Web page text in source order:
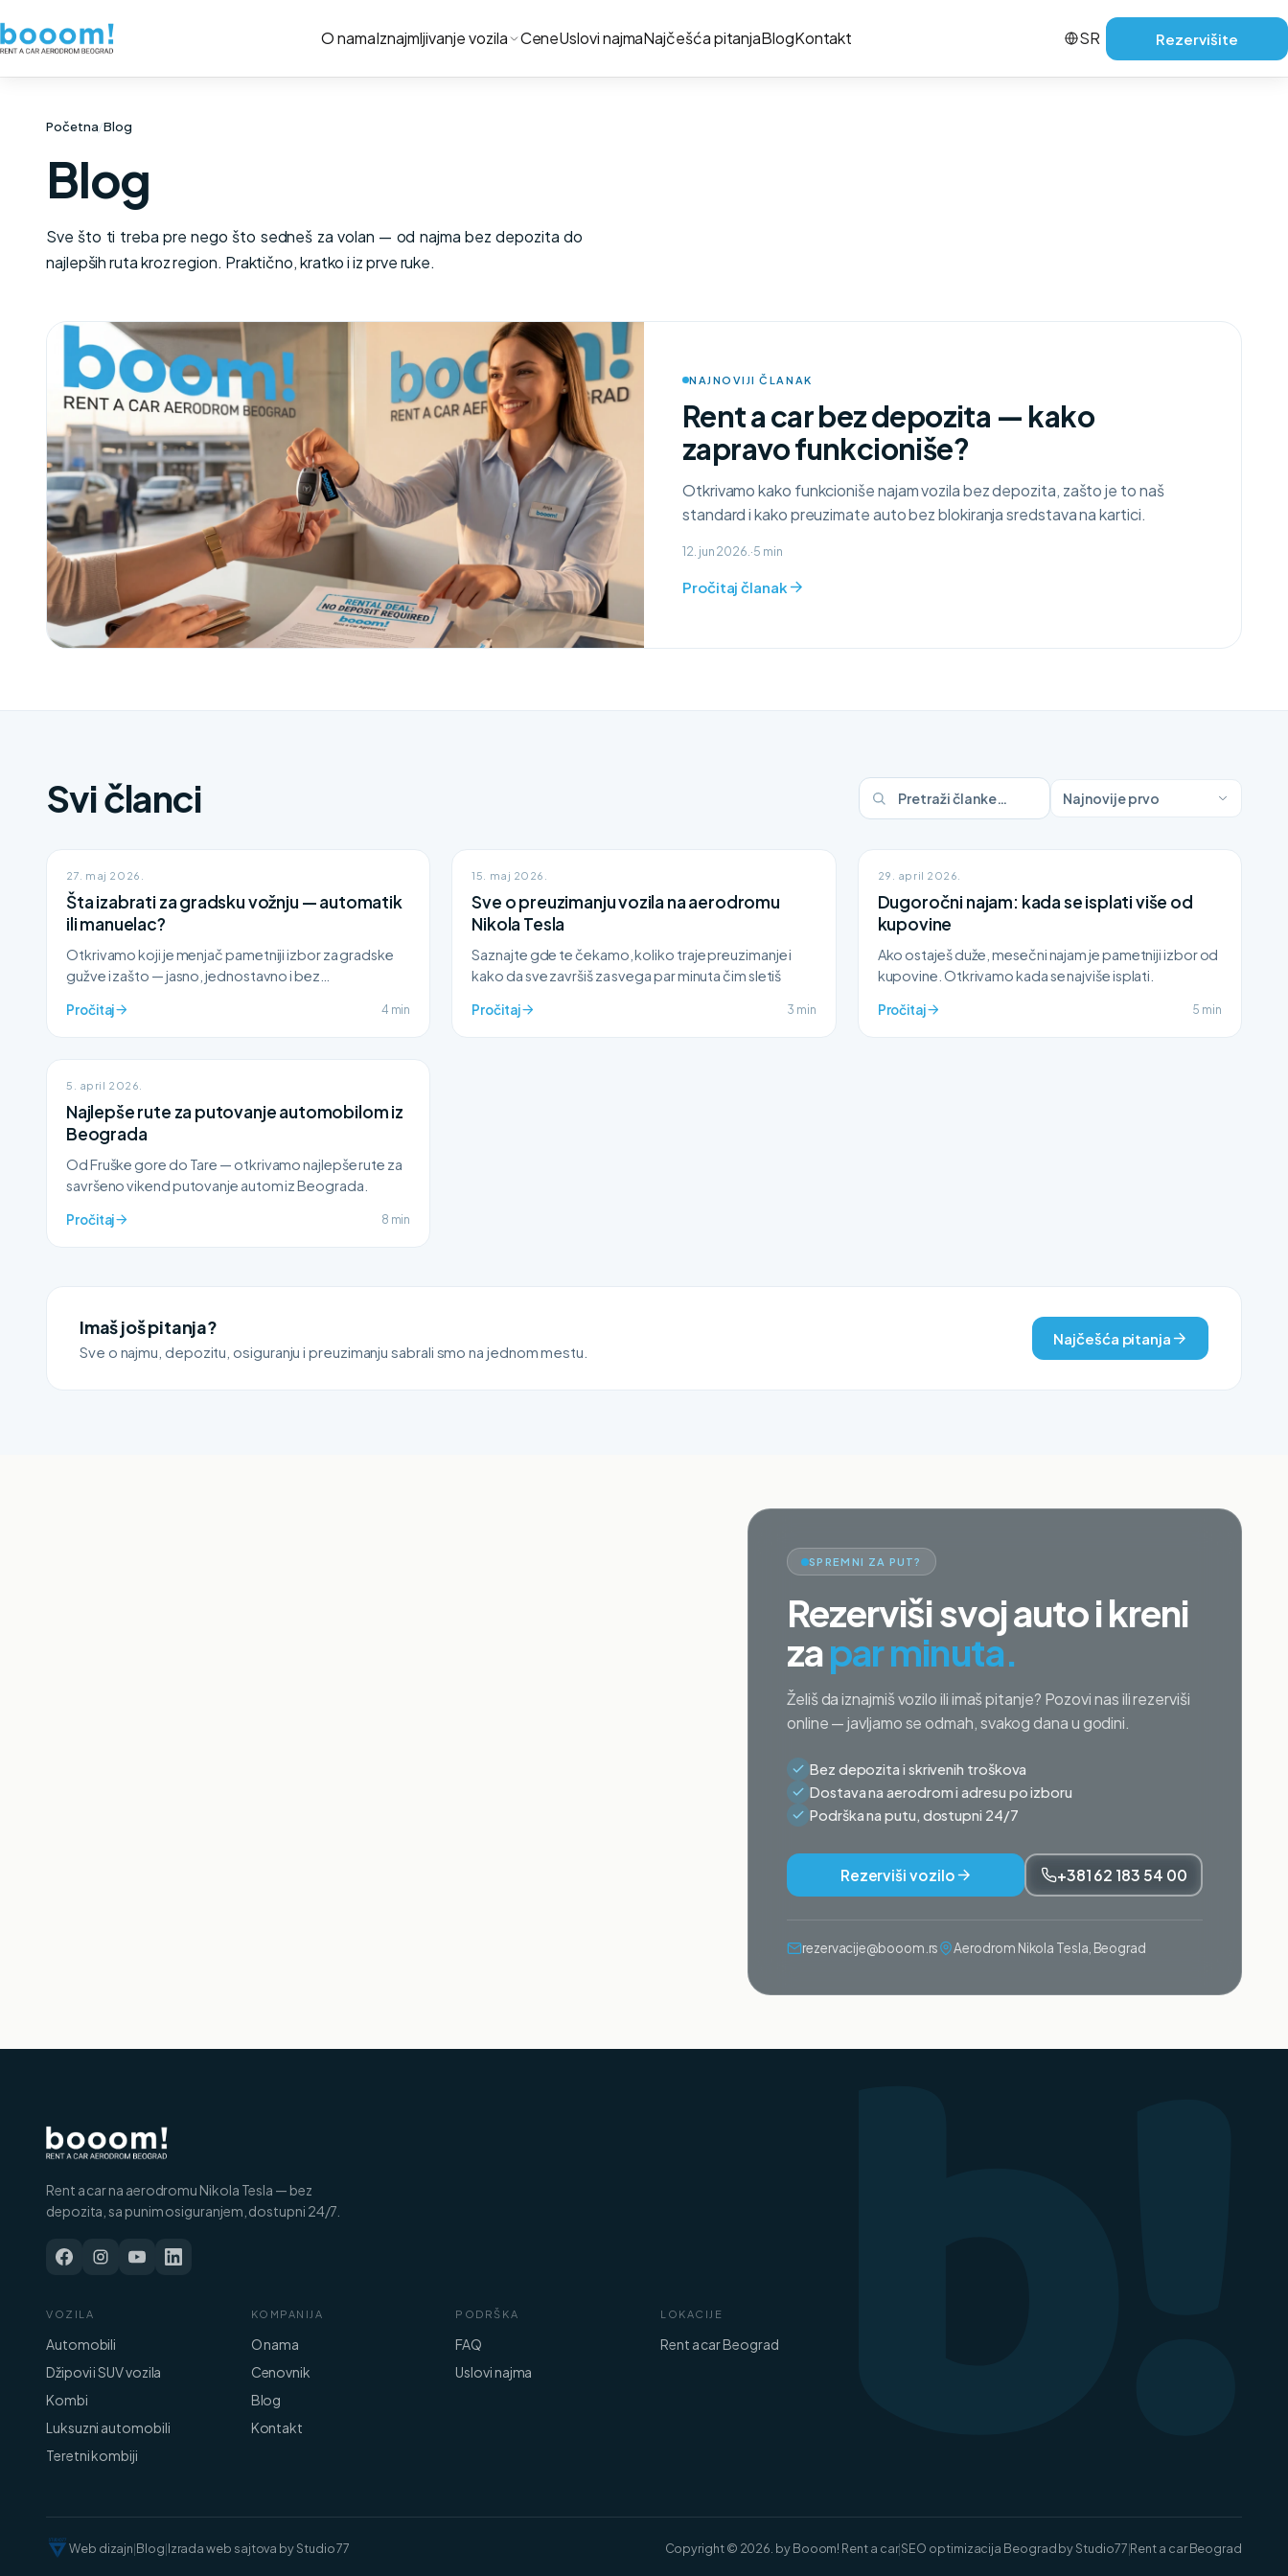
O namaIznajmljivanje vozila CeneUslovi najmaNajčešća pitanjaBlogKontakt SR Rezervišite
Početna/Blog
Blog
Sve što ti treba pre nego što sedneš za volan — od najma bez depozita do
najlepših ruta kroz region. Praktično, kratko i iz prve ruke.
NAJNOVIJI ČLANAK
Rent a car bez depozita — kako
zapravo funkcioniše?
Otkrivamo kako funkcioniše najam vozila bez depozita, zašto je to naš
standard i kako preuzimate auto bez blokiranja sredstava na kartici.
12. jun 2026. ·5 min
Pročitaj članak
Svi članci Najnovije prvo
27. maj 2026.
Šta izabrati za gradsku vožnju — automatik
ili manuelac?
Otkrivamo koji je menjač pametniji izbor za gradske
gužve i zašto — jasno, jednostavno i bez
Pročitaj 4 min
15. maj 2026.
Sve o preuzimanju vozila na aerodromu
Nikola Tesla
Saznajte gde te čekamo, koliko traje preuzimanje i
kako da sve završiš za svega par minuta čim sletiš
Pročitaj 3 min
29. april 2026.
Dugoročni najam: kada se isplati više od
kupovine
Ako ostaješ duže, mesečni najam je pametniji izbor od
kupovine. Otkrivamo kada se najviše isplati.
Pročitaj 5 min
5. april 2026.
Najlepše rute za putovanje automobilom iz
Beograda
Od Fruške gore do Tare — otkrivamo najlepše rute za
savršeno vikend putovanje autom iz Beograda.
Pročitaj 8 min
Imaš još pitanja?
Sve o najmu, depozitu, osiguranju i preuzimanju sabrali smo na jednom mestu.
Najčešća pitanja
SPREMNI ZA PUT?
Rezerviši svoj auto i kreni
zapar minuta.
Želiš da iznajmiš vozilo ili imaš pitanje? Pozovi nas ili rezerviši
online — javljamo se odmah, svakog dana u godini.
Bez depozita i skrivenih troškova
Dostava na aerodrom i adresu po izboru
Podrška na putu, dostupni 24/7
Rezerviši vozilo +381 62 183 54 00
rezervacije@booom.rs Aerodrom Nikola Tesla, Beograd
b!
Rent a car na aerodromu Nikola Tesla — bez
depozita, sa punim osiguranjem, dostupni 24/7.
VOZILA
Automobili
Džipovi i SUV vozila
Kombi
Luksuzni automobili
Teretni kombiji
KOMPANIJA
O nama
Cenovnik
Blog
Kontakt
PODRŠKA
FAQ
Uslovi najma
LOKACIJE
Rent a car Beograd
Web dizajn|Blog|Izrada web sajtova by Studio 77 Copyright © 2026. by Booom! Rent a car|SEO optimizacija Beograd by Studio77|Rent a car Beograd